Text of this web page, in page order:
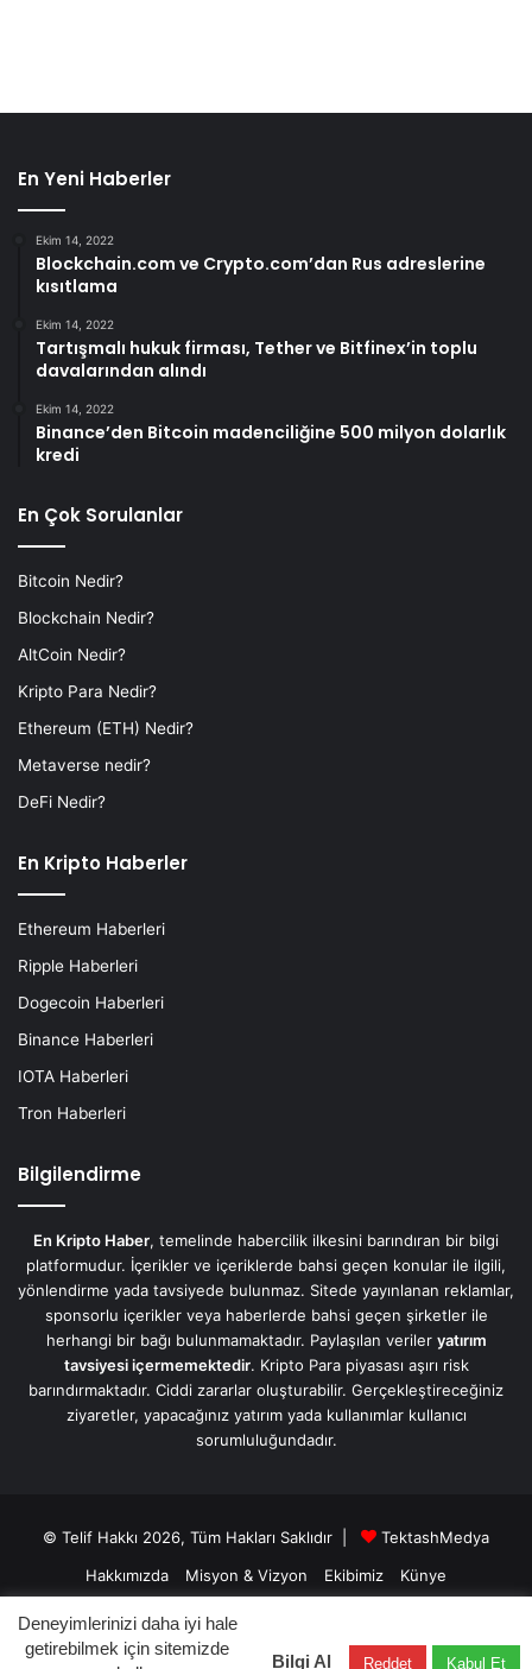
En Yeni Haberler
Ekim 14, 2022
Blockchain.com ve Crypto.com’dan Rus adreslerine
kısıtlama
Ekim 14, 2022
Tartışmalı hukuk firması, Tether ve Bitfinex’in toplu
davalarından alındı
Ekim 14, 2022
Binance’den Bitcoin madenciliğine 500 milyon dolarlık
kredi
En Çok Sorulanlar
Bitcoin Nedir?
Blockchain Nedir?
AltCoin Nedir?
Kripto Para Nedir?
Ethereum (ETH) Nedir?
Metaverse nedir?
DeFi Nedir?
En Kripto Haberler
Ethereum Haberleri
Ripple Haberleri
Dogecoin Haberleri
Binance Haberleri
IOTA Haberleri
Tron Haberleri
Bilgilendirme
En Kripto Haber, temelinde habercilik ilkesini barındıran bir bilgi
platformudur. İçerikler ve içeriklerde bahsi geçen konular ile ilgili,
yönlendirme yada tavsiyede bulunmaz. Sitede yayınlanan reklamlar,
sponsorlu içerikler veya haberlerde bahsi geçen şirketler ile
herhangi bir bağı bulunmamaktadır. Paylaşılan veriler yatırım
tavsiyesi içermemektedir. Kripto Para piyasası aşırı risk
barındırmaktadır. Ciddi zararlar oluşturabilir. Gerçekleştireceğiniz
ziyaretler, yapacağınız yatırım yada kullanımlar kullanıcı
sorumluluğundadır.
© Telif Hakkı 2026, Tüm Hakları Saklıdır |
TektashMedya
Hakkımızda
Misyon & Vizyon Ekibimiz
Künye
Üyelik Sözleşmesi
Gizlilik Sözleşmesi
Deneyimlerinizi daha iyi hale
getirebilmek için sitemizde
Bilgi Al Reddet Kabul Et